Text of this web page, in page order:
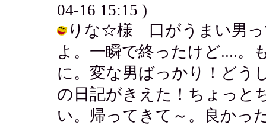
04-16 15:15 )
りな☆様 口がうまい男っ
よ。一瞬で終ったけど....。
に。変な男ばっかり！どう
の日記がきえた！ちょっと
い。帰ってきて～。良かっ